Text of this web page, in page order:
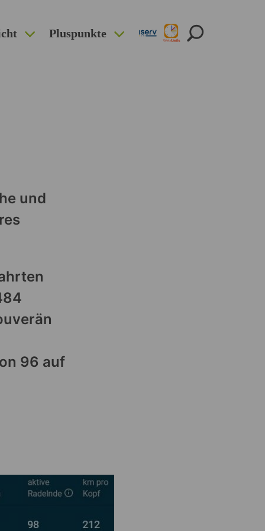
Pluspunkte
und
96 auf